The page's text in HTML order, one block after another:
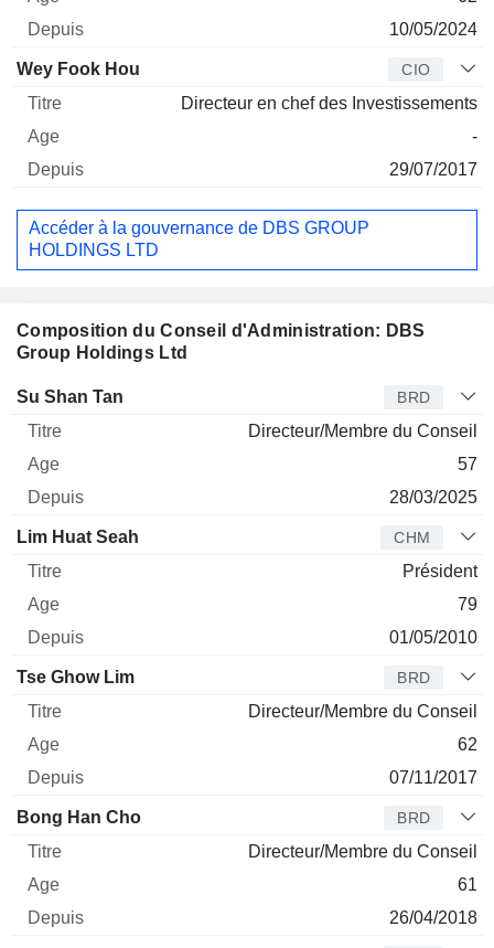
10/05/2024
Wey Fook Hou CIO
Directeur en chef des Investissements
-
29/07/2017
Accéder à la gouvernance de DBS GROUP
HOLDINGS LTD
Composition du Conseil d'Administration: DBS
Group Holdings Ltd
Administrateur
Su Shan Tan BRD
Directeur/Membre du Conseil
57
28/03/2025
Lim Huat Seah CHM
Président
79
01/05/2010
Tse Ghow Lim BRD
Directeur/Membre du Conseil
62
07/11/2017
Bong Han Cho BRD
Directeur/Membre du Conseil
61
26/04/2018